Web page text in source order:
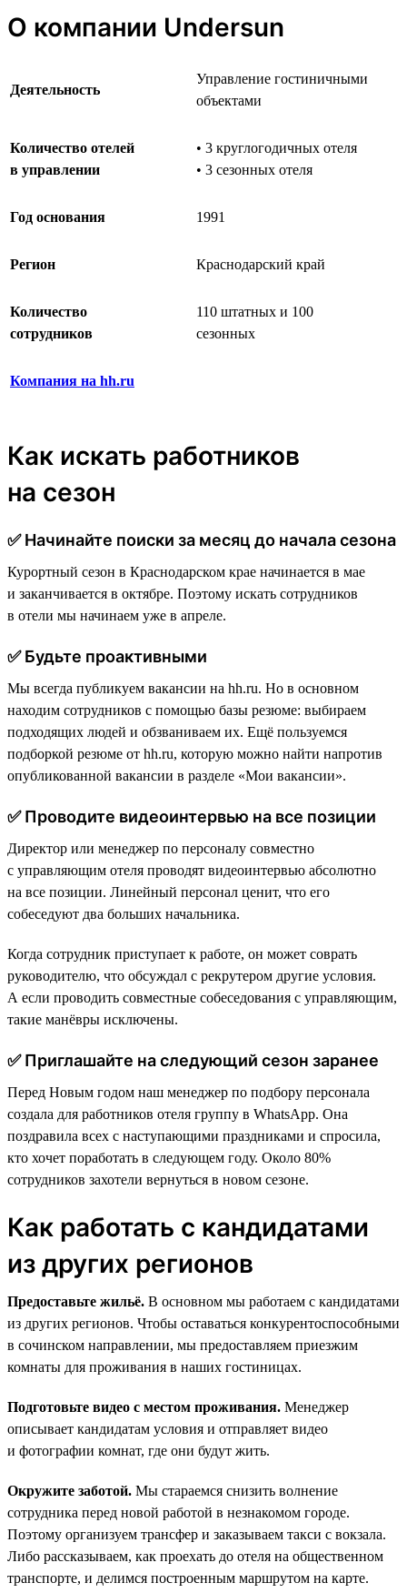
О компании Undersun
Деятельность
Управление гостиничными
объектами
Количество отелей
в управлении
• 3 круглогодичных отеля
• 3 сезонных отеля
Год основания 1991
Регион Краснодарский край
Количество
сотрудников
110 штатных и 100
сезонных
Компания на hh.ru
Как искать работников
на сезон
✅ Начинайте поиски за месяц до начала сезона
Курортный сезон в Краснодарском крае начинается в мае
и заканчивается в октябре. Поэтому искать сотрудников
в отели мы начинаем уже в апреле.
✅ Будьте проактивными
Мы всегда публикуем вакансии на hh.ru. Но в основном
находим сотрудников с помощью базы резюме: выбираем
подходящих людей и обзваниваем их. Ещё пользуемся
подборкой резюме от hh.ru, которую можно найти напротив
опубликованной вакансии в разделе «Мои вакансии».
✅ Проводите видеоинтервью на все позиции
Директор или менеджер по персоналу совместно
с управляющим отеля проводят видеоинтервью абсолютно
на все позиции. Линейный персонал ценит, что его
собеседуют два больших начальника.
Когда сотрудник приступает к работе, он может соврать
руководителю, что обсуждал с рекрутером другие условия.
А если проводить совместные собеседования с управляющим,
такие манёвры исключены.
✅ Приглашайте на следующий сезон заранее
Перед Новым годом наш менеджер по подбору персонала
создала для работников отеля группу в WhatsApp. Она
поздравила всех с наступающими праздниками и спросила,
кто хочет поработать в следующем году. Около 80%
сотрудников захотели вернуться в новом сезоне.
Как работать с кандидатами
из других регионов
Предоставьте жильё. В основном мы работаем с кандидатами
из других регионов. Чтобы оставаться конкурентоспособными
в сочинском направлении, мы предоставляем приезжим
комнаты для проживания в наших гостиницах.
Подготовьте видео с местом проживания. Менеджер
описывает кандидатам условия и отправляет видео
и фотографии комнат, где они будут жить.
Окружите заботой. Мы стараемся снизить волнение
сотрудника перед новой работой в незнакомом городе.
Поэтому организуем трансфер и заказываем такси с вокзала.
Либо рассказываем, как проехать до отеля на общественном
транспорте, и делимся построенным маршрутом на карте.